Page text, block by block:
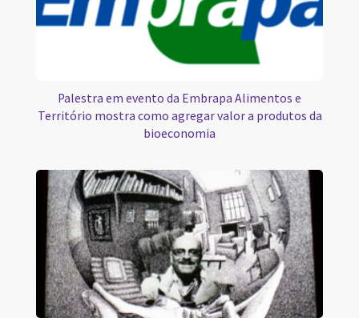
Palestra em evento da Embrapa Alimentos e
Território mostra como agregar valor a produtos da
bioeconomia